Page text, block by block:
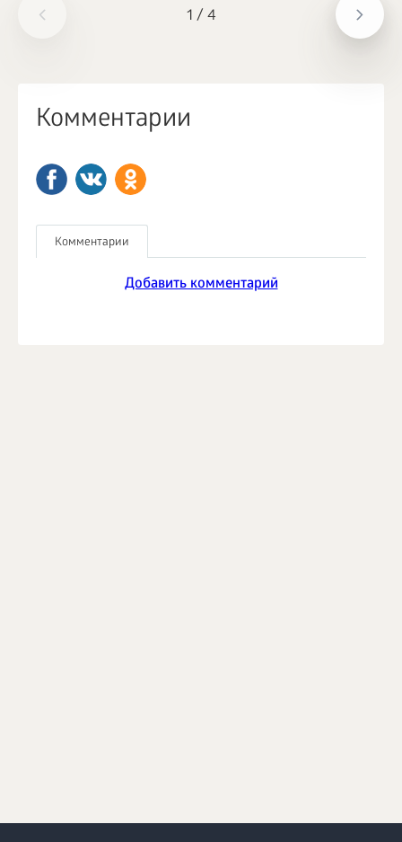
1 / 4
Комментарии
Комментарии
Добавить комментарий